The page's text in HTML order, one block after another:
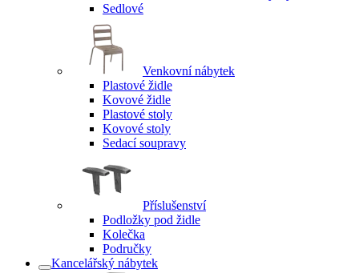
Sedlové
Venkovní nábytek
Plastové židle
Kovové židle
Plastové stoly
Kovové stoly
Sedací soupravy
Příslušenství
Podložky pod židle
Kolečka
Područky
Kancelářský nábytek